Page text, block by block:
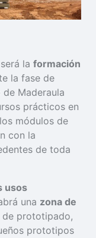
la formación
la fase de
Maderaula
prácticos en
módulos de
con la
de toda
usos
una zona de
de prototipado,
prototipos